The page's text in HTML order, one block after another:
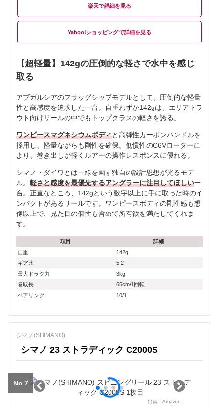
楽天
Yahoo!ショッピング
【超軽量】142gの圧倒的な軽さで水中を感じ
取る
アブガルシアのフラッグシップモデルとして、圧倒的な軽量
性と高感度を追求した一台。自重わずか142gは、エリアトラ
ウト向けリールの中でもトップクラスの軽さを誇る。
ワンピースマグネシウムボディと高弾性カーボンハンドルを
採用し、軽量ながらも剛性を確保。低慣性のC6Vローターに
より、巻き出しが軽くルアーの操作レスポンスに優れる。
シマノ・ダイワとは一線を画す独自の設計思想が光るモデ
ル。 軽さと感度を最優先するアングラーに注目してほしい一
台。正直なところ、142gという数字以上に手に取った時のイ
ンパクトがあるリールです。ワンピースボディの剛性感も想
像以上で、見た目の個性も含めて所有欲を満たしてくれま
す。
項目
詳細
自重
142g
ギア比
5.2
最大ドラグ力
3kg
巻取長
65cm/1回転
ベアリング
10/1
シマノ(SHIMANO)
シマノ 23 ストラディック C2000S
No.7
出典： Amazon